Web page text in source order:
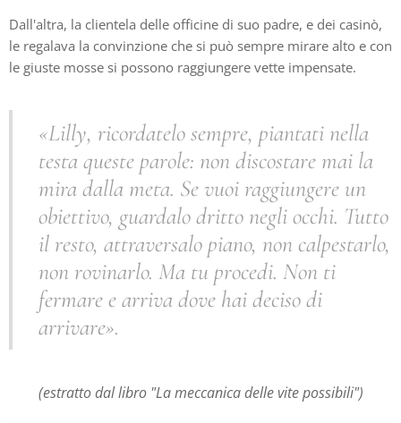
Dall'altra, la clientela delle officine di suo padre, e dei casinò,
le regalava la convinzione che si può sempre mirare alto e con
le giuste mosse si possono raggiungere vette impensate.
«Lilly, ricordatelo sempre, piantati nella
testa queste parole: non discostare mai la
mira dalla meta. Se vuoi raggiungere un
obiettivo, guardalo dritto negli occhi. Tutto
il resto, attraversalo piano, non calpestarlo,
non rovinarlo. Ma tu procedi. Non ti
fermare e arriva dove hai deciso di
arrivare».
(estratto dal libro "La meccanica delle vite possibili")